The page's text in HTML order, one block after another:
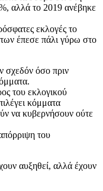
αλλά το 2019 ανέβηκε
εκλογές το
έπεσε πάλι γύρω στο
σχεδόν όσο πριν
του εκλογικού
κόμματα
να κυβερνήσουν ούτε
του
αυξηθεί, αλλά έχουν